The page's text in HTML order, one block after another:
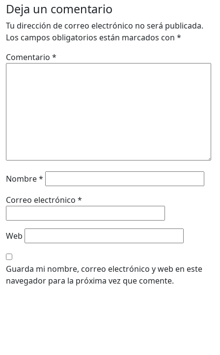
Deja un comentario
Tu dirección de correo electrónico no será publicada.
Los campos obligatorios están marcados con *
Comentario *
Nombre*
Correo electrónico *
Web
Guarda mi nombre, correo electrónico y web en este
navegador para la próxima vez que comente.